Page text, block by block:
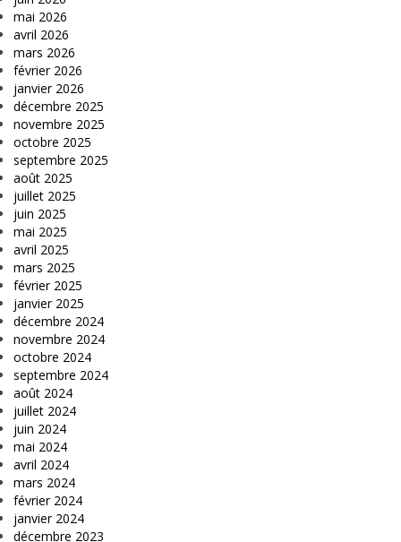
mai 2026
avril 2026
mars 2026
février 2026
janvier 2026
décembre 2025
novembre 2025
octobre 2025
septembre 2025
août 2025
juillet 2025
juin 2025
mai 2025
avril 2025
mars 2025
février 2025
janvier 2025
décembre 2024
novembre 2024
octobre 2024
septembre 2024
août 2024
juillet 2024
juin 2024
mai 2024
avril 2024
mars 2024
février 2024
janvier 2024
décembre 2023